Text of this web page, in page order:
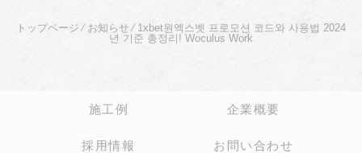
トップページ ⁄ お知らせ⁄ 1xbet원엑스벳 프로모션 코드와 사용법 2024
년 기준 총정리! Woculus Work
施工例 企業概要
採用情報 お問い合わせ